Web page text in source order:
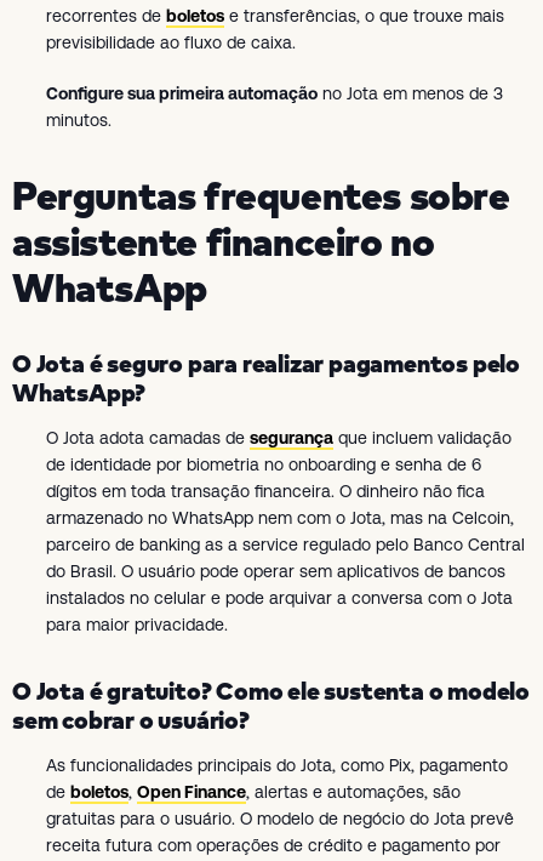
recorrentes de boletos e transferências, o que trouxe mais
previsibilidade ao fluxo de caixa.
Configure sua primeira automação no Jota em menos de 3
minutos.
Perguntas frequentes sobre
assistente financeiro no
WhatsApp
O Jota é seguro para realizar pagamentos pelo
WhatsApp?
O Jota adota camadas de segurança que incluem validação
de identidade por biometria no onboarding e senha de 6
dígitos em toda transação financeira. O dinheiro não fica
armazenado no WhatsApp nem com o Jota, mas na Celcoin,
parceiro de banking as a service regulado pelo Banco Central
do Brasil. O usuário pode operar sem aplicativos de bancos
instalados no celular e pode arquivar a conversa com o Jota
para maior privacidade.
O Jota é gratuito? Como ele sustenta o modelo
sem cobrar o usuário?
As funcionalidades principais do Jota, como Pix, pagamento
de boletos, Open Finance, alertas e automações, são
gratuitas para o usuário. O modelo de negócio do Jota prevê
receita futura com operações de crédito e pagamento por